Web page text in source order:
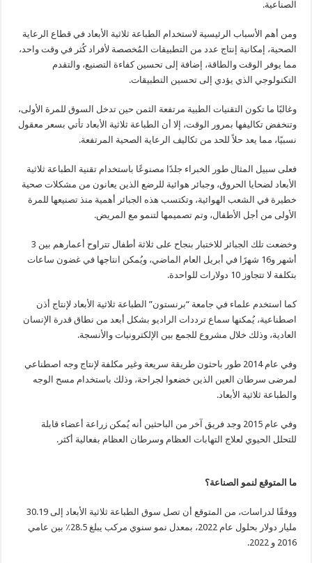
الصناعية.
ومن أهم الأسباب الرئيسية لاستخدام الطباعة ثلاثية الأبعاد في قطاع الرعاية
الصحية، إمكانية إنتاج عدد من التطبيقات المُخصصة لأفراد كُثر في وقت واحد،
مما يوفر الوقت والطاقة، إضافة إلى تحسين كفاءة التصنيع، والتقدم
التكنولوجي الذي يؤدي إلى تحسين التطبيقات.
وغالبًا ما تكون التقنيات الطبية مرتفعة الثمن حين تدخل السوق للمرة الأولى،
وتنخفض تكاليفها بمرور الوقت، إلا أن الطباعة ثلاثية الأبعاد تأتي بسعر معقول
نسبيًا، مما يعد حلاً للحد من تكاليف الرعاية الصحية المرتفعة.
فعلى سبيل المثال طور الخبراء جلدًا مصنوعًا باستخدام تقنية الطباعة ثلاثية
الأبعاد لضحايا الحروق، وجبائر هوائية للرضع الذين يعانون من مشكلات صحية
خطيرة في الشعب الهوائية، وتكتسب هذه الجبائر أهمية منذ تصنيعها للمرة
الأولى من أجل الأطفال، وتم تصميمها لتنمو مع المريض.
وخضعت تلك الجبائر للاختبار بنجاح على ثلاثة أطفال تتراوح أعمارهم بين 3
أشهر و16 شهرًا في أبريل العام الماضي، ويُمكن انتاجها في غضون ساعات
بتكلفة لا تتجاوز 10 دولارات للواحدة.
كما استخدم علماء في جامعة “برنستون” الطباعة ثلاثية الأبعاد لإنتاج أذن
اصطناعية، يُمكنها سماع ترددات الراديو بشكل أبعد من نطاق قدرة الإنسان
العادية، وذلك خلال مشروع للجمع بين الإلكترونيات والأنسجة.
وفي عام 2014 طور باحثون طريقة سريعة وغير مكلفة لإنتاج وجه اصطناعي
لمرضى سرطان العين الذين خضعوا لجراحة، وذلك باستخدام مسح الوجه
والطباعة ثلاثية الأبعاد.
وفي عام 2015 وجد فريق آخر من الباحثين أنه يُمكن زراعة أعضاء قابلة
للتحلل الحيوي لعلاج التهابات العظام وسرطان العظام بفعالية أكثر.
ما المتوقع لنمو الصناعة؟
ووفقًا لدراسات، من المتوقع أن تصل سوق الطباعة ثلاثية الأبعاد إلى 30.19
مليار دولار بحلول عام 2022، بمعدل نمو سنوي مركب يبلغ 28.5٪ بين عامي
2016 و 2022.